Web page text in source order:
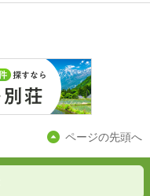
ページの先頭へ